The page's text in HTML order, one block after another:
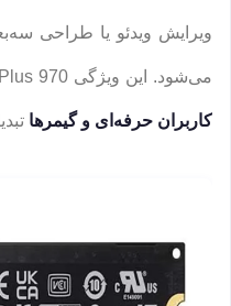
ویرایش ویدئو یا طراحی
می‌شود. این ویژگی 970 EVO Plus را به
کاربران حرفه‌ای و گیمرها